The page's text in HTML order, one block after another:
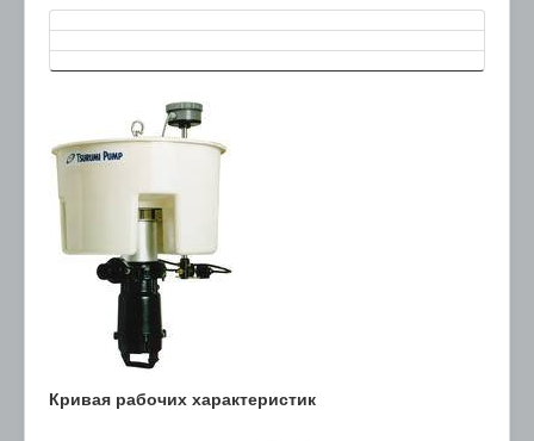
Кривая рабочих характеристик